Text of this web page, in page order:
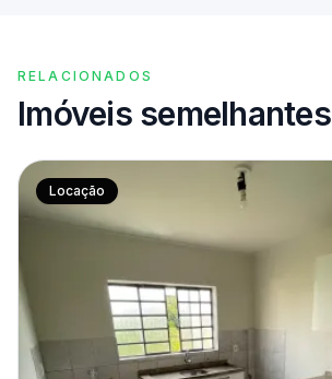
RELACIONADOS
Imóveis semelhantes
Locação